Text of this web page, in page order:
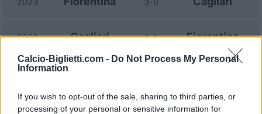
Calcio-Biglietti.com - Do Not Process My Personal
Information
If you wish to opt-out of the sale, sharing to third parties, or
processing of your personal or sensitive information for
2023 3-0
2022 Cagliari 1-1 Fiorentina
2021 Fiorentina
2021 Cagliari 0-0 Fiorentina